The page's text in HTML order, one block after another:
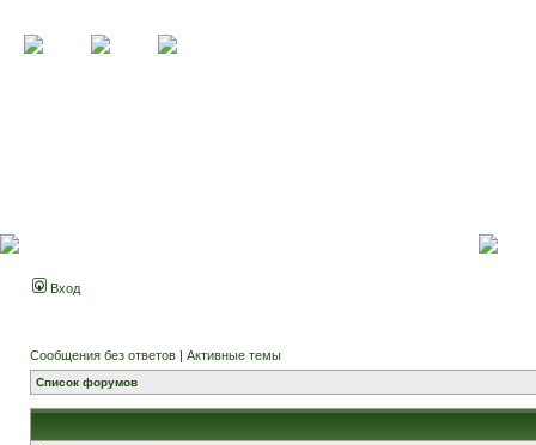
Вход
Сообщения без ответов | Активные темы
Список форумов